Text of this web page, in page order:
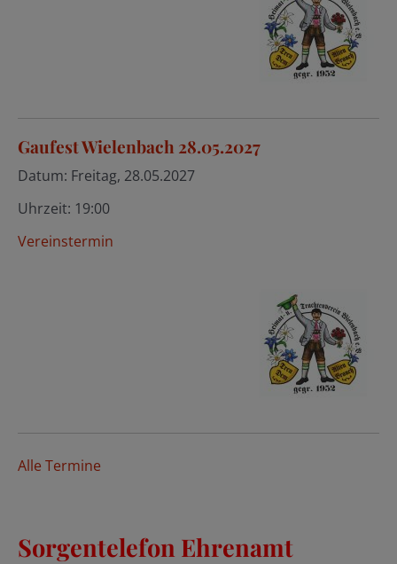
Gaufest Wielenbach 28.05.2027
Datum: Freitag, 28.05.2027
Uhrzeit: 19:00
Vereinstermin
Alle Termine
Sorgentelefon Ehrenamt